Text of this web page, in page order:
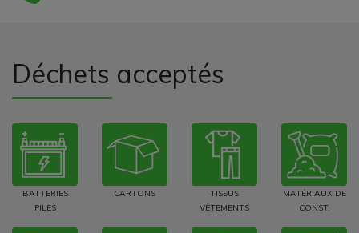
Déchets acceptés
BATTERIES
PILES
CARTONS
TISSUS
VÊTEMENTS
MATÉRIAUX DE
CONST.